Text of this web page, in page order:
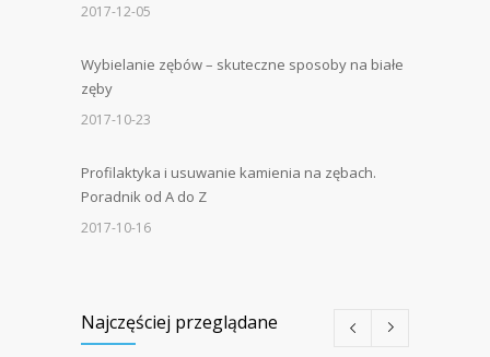
2017-12-05
Wybielanie zębów – skuteczne sposoby na białe
zęby
2017-10-23
Profilaktyka i usuwanie kamienia na zębach.
Poradnik od A do Z
2017-10-16
Najczęściej przeglądane